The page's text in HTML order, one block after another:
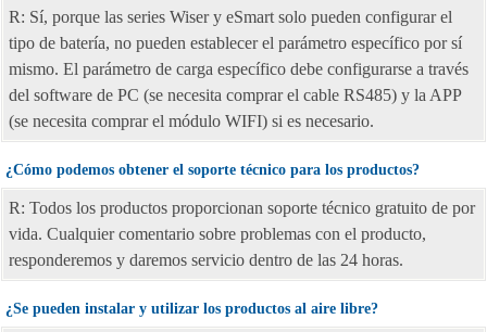
R: Sí, porque las series Wiser y eSmart solo pueden configurar el
tipo de batería, no pueden establecer el parámetro específico por sí
mismo. El parámetro de carga específico debe configurarse a través
del software de PC (se necesita comprar el cable RS485) y la APP
(se necesita comprar el módulo WIFI) si es necesario.
¿Cómo podemos obtener el soporte técnico para los productos?
R: Todos los productos proporcionan soporte técnico gratuito de por
vida. Cualquier comentario sobre problemas con el producto,
responderemos y daremos servicio dentro de las 24 horas.
¿Se pueden instalar y utilizar los productos al aire libre?